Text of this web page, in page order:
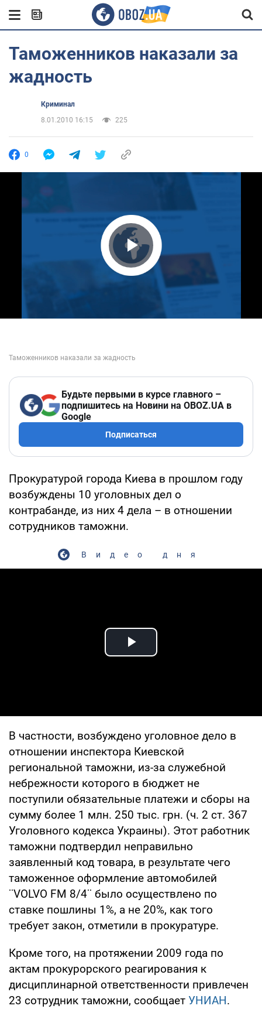
Таможенников наказали за
жадность
Криминал
8.01.2010 16:15
225
0
Play Video
Будьте первыми в курсе главного –
подпишитесь на Новини на OBOZ.UA в
Google
Подписаться
Прокуратурой города Киева в прошлом году
возбуждены 10 уголовных дел о
контрабанде, из них 4 дела – в отношении
сотрудников таможни.
Видео дня
Play Video
В частности, возбуждено уголовное дело в
отношении инспектора Киевской
региональной таможни, из-за служебной
небрежности которого в бюджет не
поступили обязательные платежи и сборы на
сумму более 1 млн. 250 тыс. грн. (ч. 2 ст. 367
Уголовного кодекса Украины). Этот работник
таможни подтвердил неправильно
заявленный код товара, в результате чего
таможенное оформление автомобилей
¨VOLVO FM 8/4¨ было осуществлено по
ставке пошлины 1%, а не 20%, как того
требует закон, отметили в прокуратуре.
Кроме того, на протяжении 2009 года по
актам прокурорского реагирования к
дисциплинарной ответственности привлечен
23 сотрудник таможни, сообщает УНИАН.